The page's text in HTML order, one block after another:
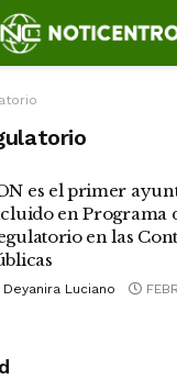
es el primer
en Programa
en las
Deyanira Luciano